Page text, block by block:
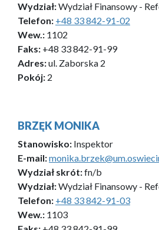
Wydział:Wydział Finansowy -
Telefon: +48 33 842-91-02
Wew.: 1102
Faks: +48 33 842-91-99
Adres:ul. Zaborska 2
Pokój: 2
BRZĘK MONIKA
Stanowisko: Inspektor
E-mail:
Wydział skrót:fn/b
Wydział:Wydział Finansowy -
Telefon: +48 33 842-91-03
Wew.: 1103